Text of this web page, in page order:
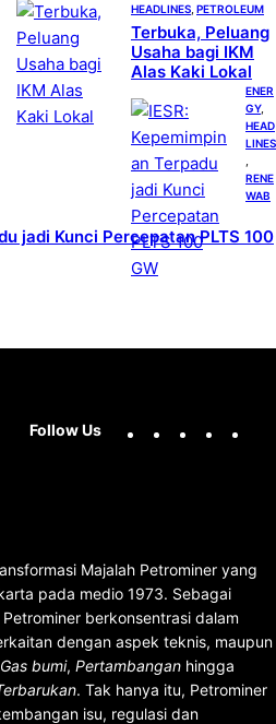
HEADLINES PETROLEUM
Terbuka, Peluang
Usaha bagi IKM
Alas Kaki Lokal
ENER
GY
HEAD
LINES
RENE
WAB
jadi Kunci Percepatan PLTS 100
Follow Us
Majalah Petrominer yang
pada medio 1973. Sebagai
Petrominer berkonsentrasi dalam
dengan aspek teknis, maupun
Gas bumi, Pertambangan hingga
. Tak hanya itu, Petrominer
isu, regulasi dan